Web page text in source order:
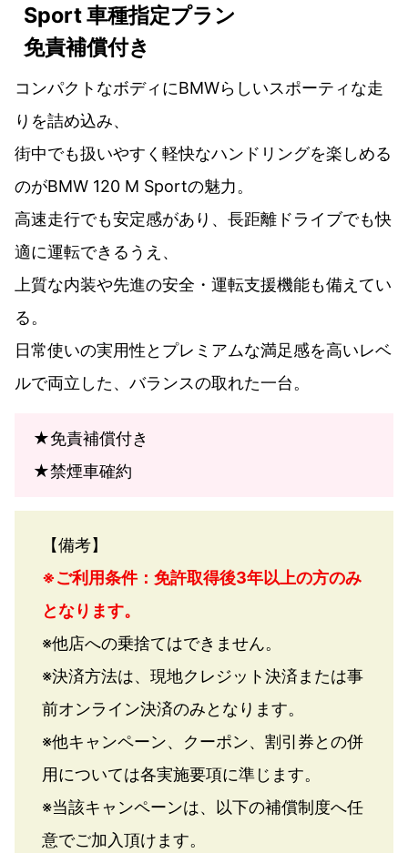
Sport 車種指定プラン
免責補償付き
コンパクトなボディにBMWらしいスポーティな走
りを詰め込み、
街中でも扱いやすく軽快なハンドリングを楽しめる
のがBMW 120 M Sportの魅力。
高速走行でも安定感があり、長距離ドライブでも快
適に運転できるうえ、
上質な内装や先進の安全・運転支援機能も備えてい
る。
日常使いの実用性とプレミアムな満足感を高いレベ
ルで両立した、バランスの取れた一台。
★免責補償付き
★禁煙車確約
【備考】
※ご利用条件：免許取得後3年以上の方のみ
となります。
※他店への乗捨てはできません。
※決済方法は、現地クレジット決済または事
前オンライン決済のみとなります。
※他キャンペーン、クーポン、割引券との併
用については各実施要項に準じます。
※当該キャンペーンは、以下の補償制度へ任
意でご加入頂けます。